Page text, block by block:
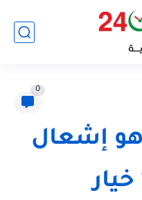
0
إشعال